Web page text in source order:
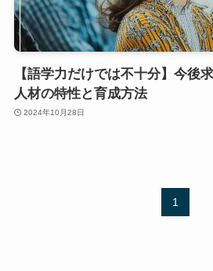
【語学力だけでは不十分】今後
人材の特性と育成方法
2024年10月28日
1